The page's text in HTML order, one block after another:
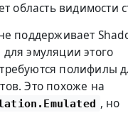
область видимости
поддерживает
эмуляции этого
полифилы
Это похоже на
, но